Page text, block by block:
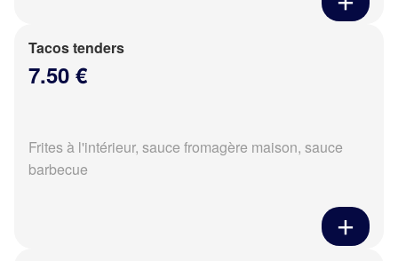
Tacos tenders
7.50 €
Frites à l'intérieur, sauce fromagère maison, sauce
barbecue